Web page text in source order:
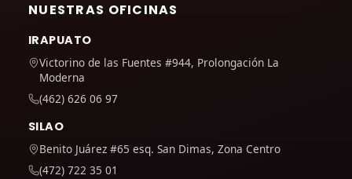
NUESTRAS OFICINAS
IRAPUATO
Victorino de las Fuentes #944, Prolongación La
Moderna
(462) 626 06 97
SILAO
Benito Juárez #65 esq. San Dimas, Zona Centro
(472) 722 35 01